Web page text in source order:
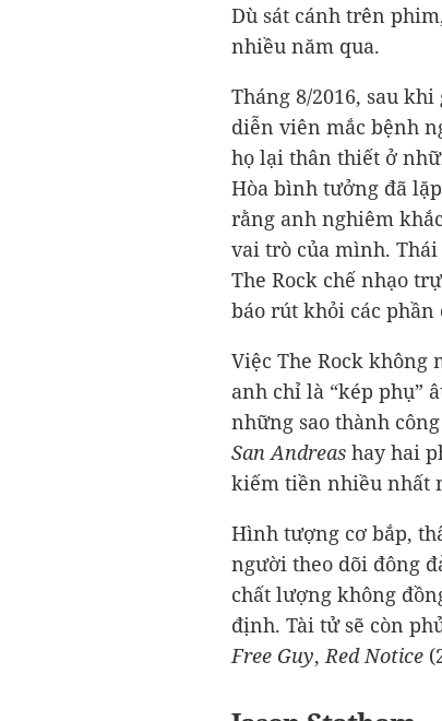
Dù sát cánh trên
nhiều năm qua.
Tháng 8/2016, sau
diễn viên mắc bệnh
họ lại thân thiết ở
Hòa bình tưởng đã
rằng anh nghiêm
vai trò của mình.
The Rock chế nhạo
báo rút khỏi các phần
Việc The Rock
anh chỉ là “kép phụ”
những sao thành
San Andreas hay hai
kiếm tiền nhiều nhất
Hình tượng cơ bắp,
người theo dõi đông
chất lượng không
định. Tài tử sẽ còn
Free Guy,Red Notice